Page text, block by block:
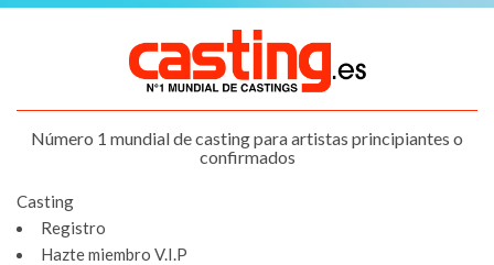
Número 1 mundial de casting para artistas principiantes o
confirmados
Casting
Registro
Hazte miembro V.I.P